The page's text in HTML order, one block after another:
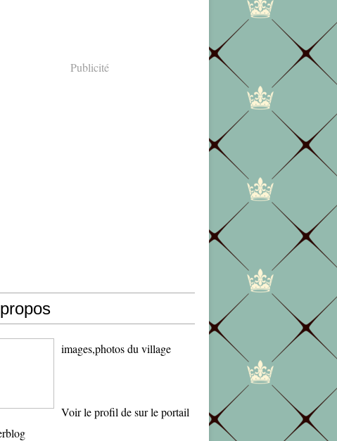
Publicité
images,photos du village
Voir le profil desur le portail